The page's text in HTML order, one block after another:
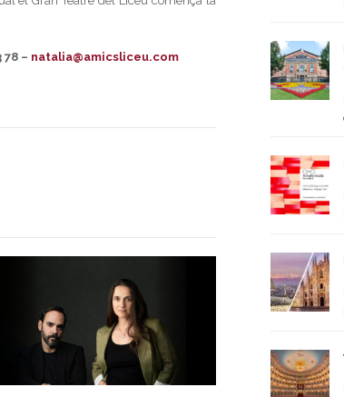
– natalia@amicsliceu.com